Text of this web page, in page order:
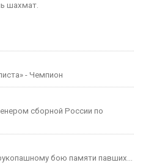
шахмат.
- Чемпион
сборной России по
бою памяти павших...